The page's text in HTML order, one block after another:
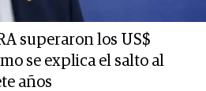
superaron los US$
se explica el salto al
años